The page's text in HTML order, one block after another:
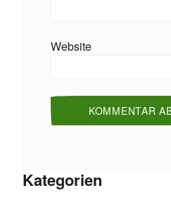
Website
Kategorien